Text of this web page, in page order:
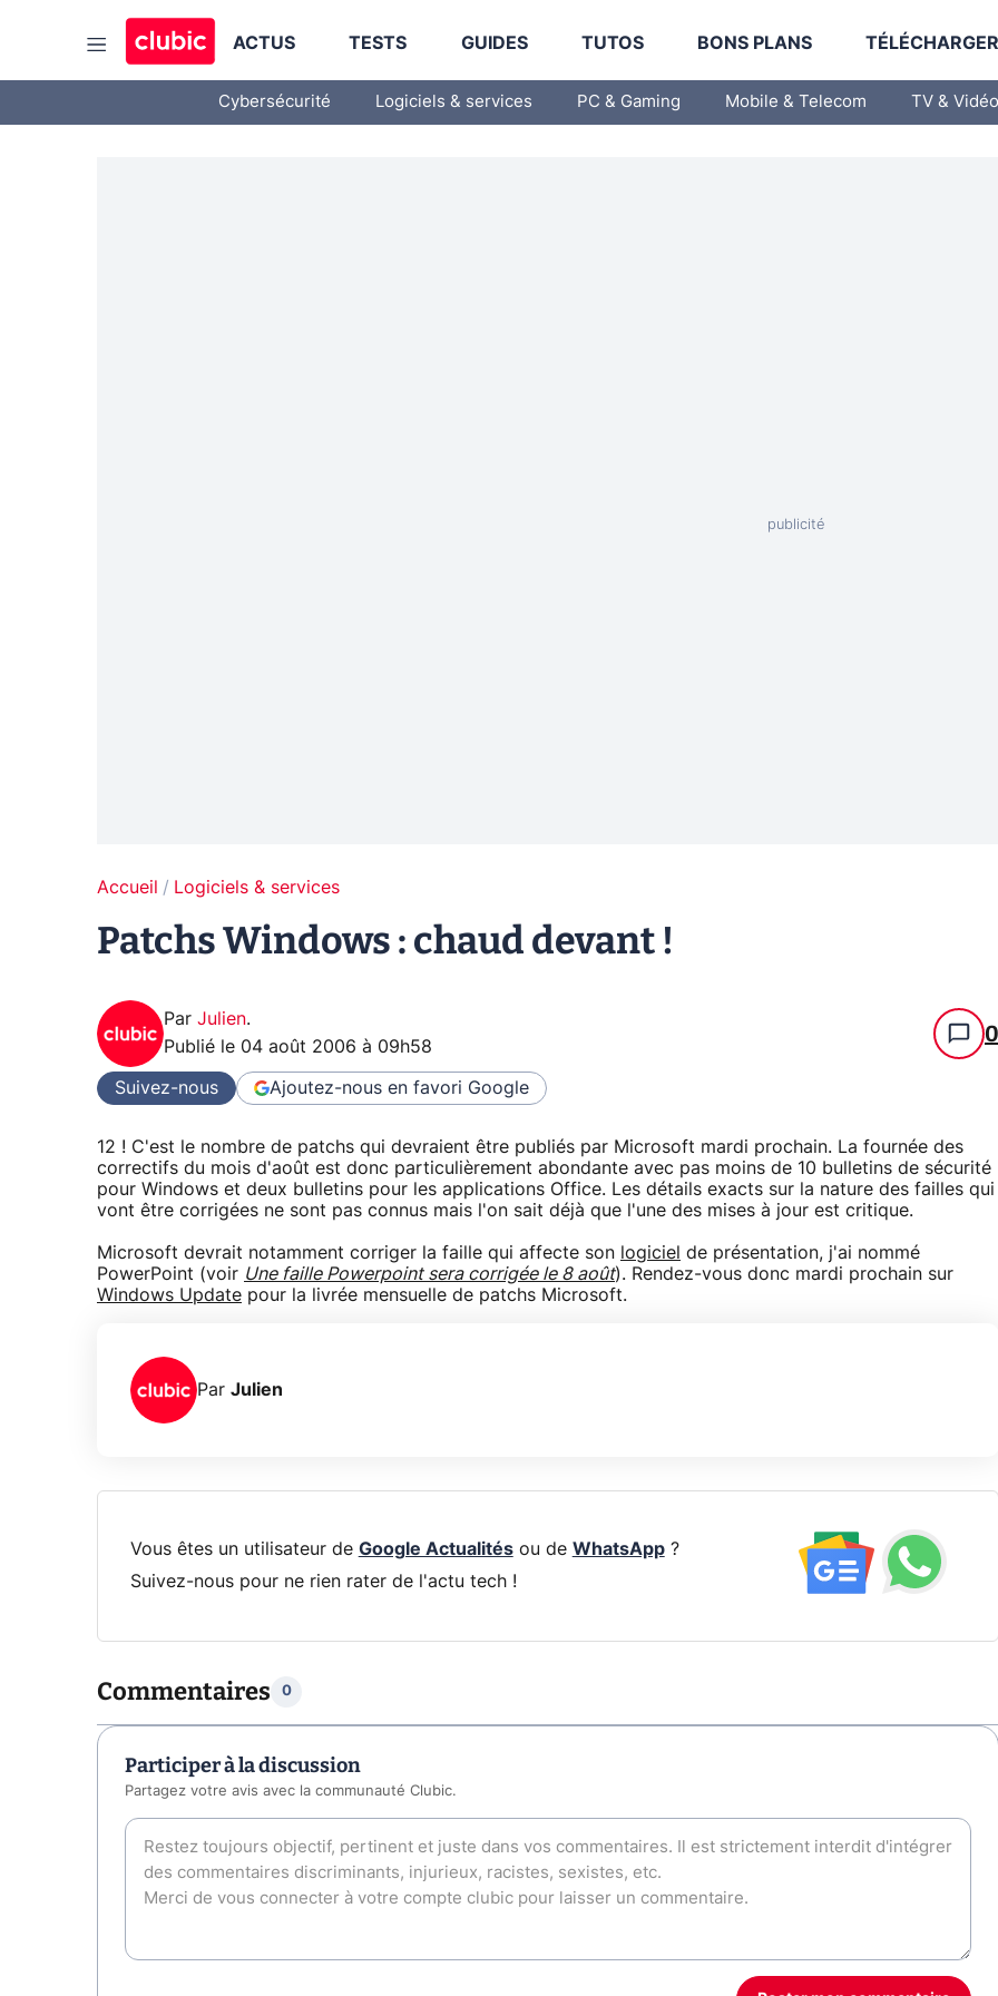
ACTUS TESTS GUIDES TUTOS BONS PLANS
Cybersécurité Logiciels & services PC & Gaming Mobile & Telecom TV & Vidéo
Accueil Logiciels & services
Patchs Windows : chaud devant !
Par Julien.
Publié le 04 août 2006 à 09h58 0
Suivez-nous Ajoutez-nous en favori Google
12 ! C'est le nombre de patchs qui devraient être publiés par Microsoft mardi prochain. La fournée des
correctifs du mois d'août est donc particulièrement abondante avec pas moins de 10 bulletins de sécurité
pour Windows et deux bulletins pour les applications Office. Les détails exacts sur la nature des failles qui
vont être corrigées ne sont pas connus mais l'on sait déjà que l'une des mises à jour est critique.
Microsoft devrait notamment corriger la faille qui affecte son logiciel de présentation, j'ai nommé
PowerPoint (voir Une faille Powerpoint sera corrigée le 8 août). Rendez-vous donc mardi prochain sur
Windows Update pour la livrée mensuelle de patchs Microsoft.
Par Julien
Vous êtes un utilisateur de Google Actualitésou de WhatsApp?
Suivez-nous pour ne rien rater de l'actu tech !
Commentaires 0
Participer à la discussion
Partagez votre avis avec la communauté Clubic.